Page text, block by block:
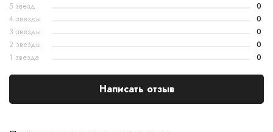
5 звезд
0
4 звезды
0
3 звезды
0
2 звезды
0
1 звезда
0
Написать отзыв